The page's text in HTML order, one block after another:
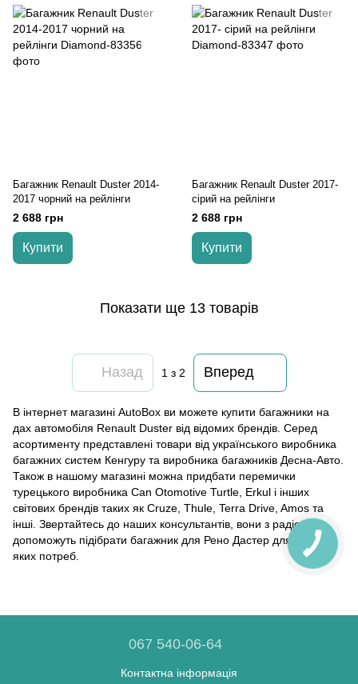
Багажник Renault Duster 2014-
2017 чорний на рейлінги
2 688 грн
Купити
Багажник Renault Duster 2017-
cірий на рейлінги
2 688 грн
Купити
Показати ще 13 товарів
Назад 1 з 2 Вперед
В інтернет магазині AutoBox ви можете купити багажники на
дах автомобіля Renault Duster від відомих брендів. Серед
асортименту представлені товари від українського виробника
багажних систем Кенгуру та виробника багажників Десна-Авто.
Також в нашому магазині можна придбати перемички
турецького виробника Can Otomotive Turtle, Erkul і інших
світових брендів таких як Cruze, Thule, Terra Drive, Amos та
інші. Звертайтесь до наших консультантів, вони з радістю
допоможуть підібрати багажник для Рено Дастер для будь-
яких потреб.
067 540-06-64
Контактна інформація